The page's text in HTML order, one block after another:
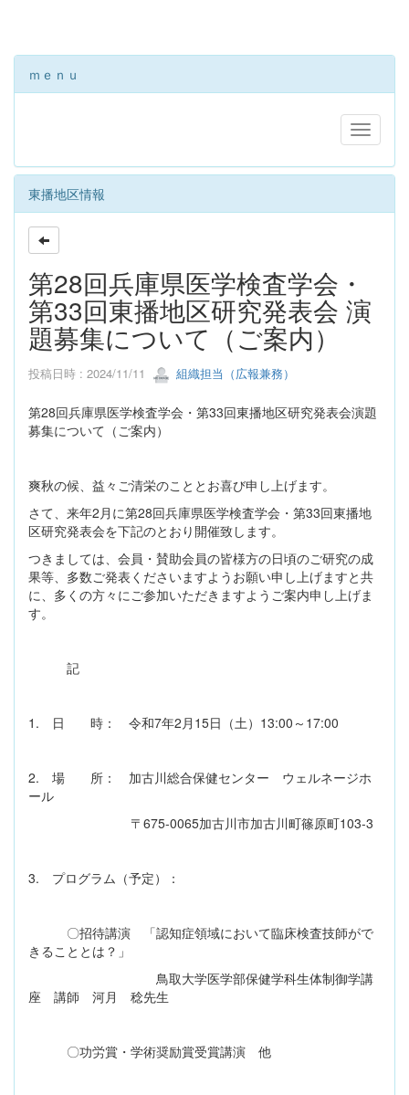
ｍｅｎｕ
東播地区情報
第28回兵庫県医学検査学会・
第33回東播地区研究発表会 演
題募集について（ご案内）
投稿日時 : 2024/11/11 組織担当（広報兼務）
第28回兵庫県医学検査学会・第33回東播地区研究発表会演題
募集について（ご案内）
爽秋の候、益々ご清栄のこととお喜び申し上げます。
さて、来年2月に第28回兵庫県医学検査学会・第33回東播地
区研究発表会を下記のとおり開催致します。
つきましては、会員・賛助会員の皆様方の日頃のご研究の成
果等、多数ご発表くださいますようお願い申し上げますと共
に、多くの方々にご参加いただきますようご案内申し上げま
す。
記
1. 日 時： 令和7年2月15日（土）13:00～17:00
2. 場 所： 加古川総合保健センター ウェルネージホ
ール
〒675-0065加古川市加古川町篠原町103-3
3. プログラム（予定）：
〇招待講演 「認知症領域において臨床検査技師がで
きることとは？」
鳥取大学医学部保健学科生体制御学講
座 講師 河月 稔先生
〇功労賞・学術奨励賞受賞講演 他